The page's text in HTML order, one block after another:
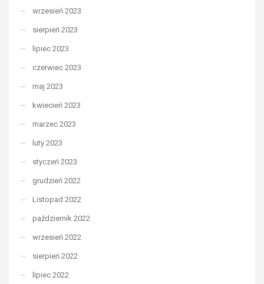
wrzesień 2023
sierpień 2023
lipiec 2023
czerwiec 2023
maj 2023
kwiecień 2023
marzec 2023
luty 2023
styczeń 2023
grudzień 2022
Listopad 2022
październik 2022
wrzesień 2022
sierpień 2022
lipiec 2022